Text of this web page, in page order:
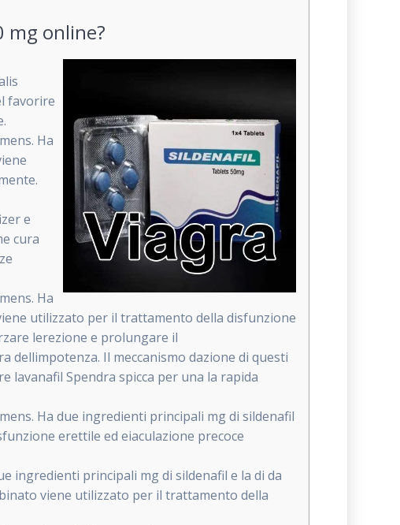
mg online?
favorire
Ha
e
cura
Ha
utilizzato per il trattamento della disfunzione
lerezione e prolungare il
dellimpotenza. Il meccanismo dazione di questi
lavanafil Spendra spicca per una la rapida
Ha due ingredienti principali mg di sildenafil
erettile ed eiaculazione precoce
ingredienti principali mg di sildenafil e la di da
viene utilizzato per il trattamento della